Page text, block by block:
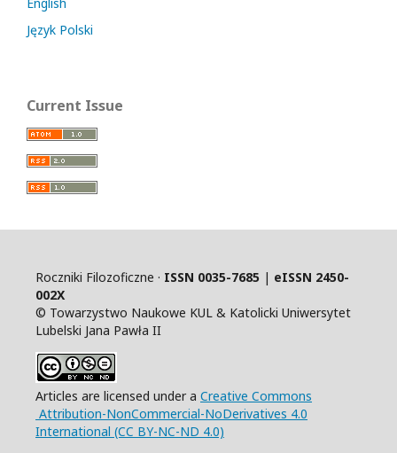
Język Polski
Current Issue
Roczniki Filozoficzne · ISSN 0035-7685 | eISSN 2450-
002X
© Towarzystwo Naukowe KUL & Katolicki Uniwersytet
Lubelski Jana Pawła II
Articles are licensed under a Creative Commons
Attribution-NonCommercial-NoDerivatives 4.0
International (CC BY-NC-ND 4.0)